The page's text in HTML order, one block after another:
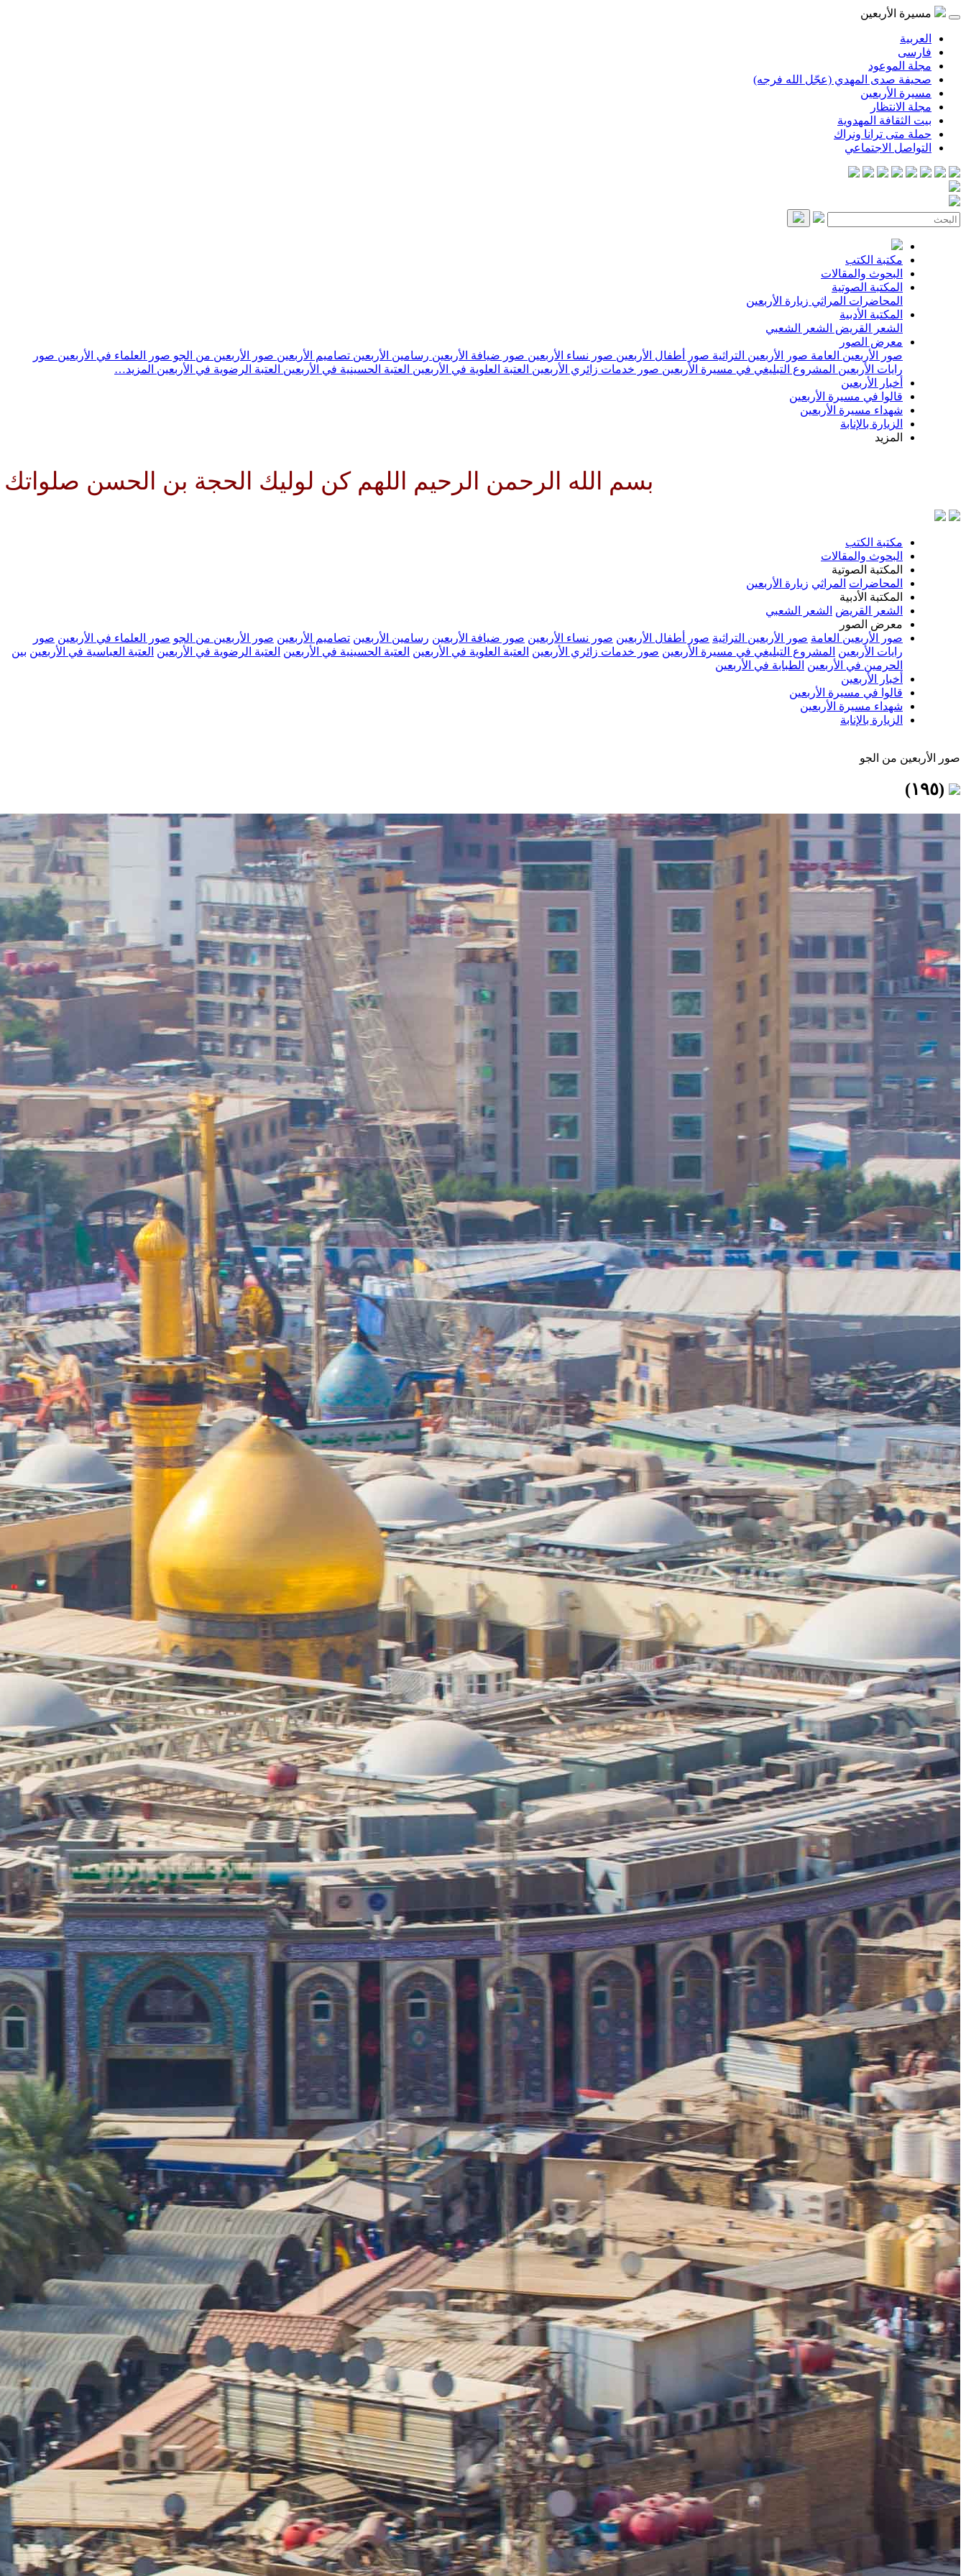
مسيرة الأربعين
العربية
فارسی
مجلة الموعود
صحيفة صدى المهدي (عجّل الله فرجه)
مسيرة الأربعين
مجلة الانتظار
بيت الثقافة المهدوية
حملة متى ترانا ونراك
التواصل الاجتماعي
مكتبة الكتب
البحوث والمقالات
المكتبة الصوتية
المحاضرات المراثي زيارة الأربعين
المكتبة الأدبية
الشعر القريض الشعر الشعبي
معرض الصور
صور الأربعين العامة صور الأربعين التراثية صور أطفال الأربعين صور نساء الأربعين صور ضيافة الأربعين رسامين الأربعين تصاميم الأربعين صور الأربعين من الجو صور العلماء في الأربعين صور
رايات الأربعين المشروع التبليغي في مسيرة الأربعين صور خدمات زائري الأربعين العتبة العلوية في الأربعين العتبة الحسينية في الأربعين العتبة الرضوية في الأربعين المزيد…
أخبار الأربعين
قالوا في مسيرة الأربعين
شهداء مسيرة الأربعين
الزيارة بالإنابة
المزيد
بسم الله الرحمن الرحيم اللهم كن لوليك الحجة بن الحسن صلواتك عليه وعلى آبائه في هذه
مكتبة الكتب
البحوث والمقالات
المكتبة الصوتية
المحاضرات المراثي زيارة الأربعين
المكتبة الأدبية
الشعر القريض الشعر الشعبي
معرض الصور
صور الأربعين العامة صور الأربعين التراثية صور أطفال الأربعين صور نساء الأربعين صور ضيافة الأربعين رسامين الأربعين تصاميم الأربعين صور الأربعين من الجو صور العلماء في الأربعين صور
رايات الأربعين المشروع التبليغي في مسيرة الأربعين صور خدمات زائري الأربعين العتبة العلوية في الأربعين العتبة الحسينية في الأربعين العتبة الرضوية في الأربعين العتبة العباسية في الأربعين بين
الحرمين في الأربعين الطبابة في الأربعين
أخبار الأربعين
قالوا في مسيرة الأربعين
شهداء مسيرة الأربعين
الزيارة بالإنابة
صور الأربعين من الجو
(١٩٥)